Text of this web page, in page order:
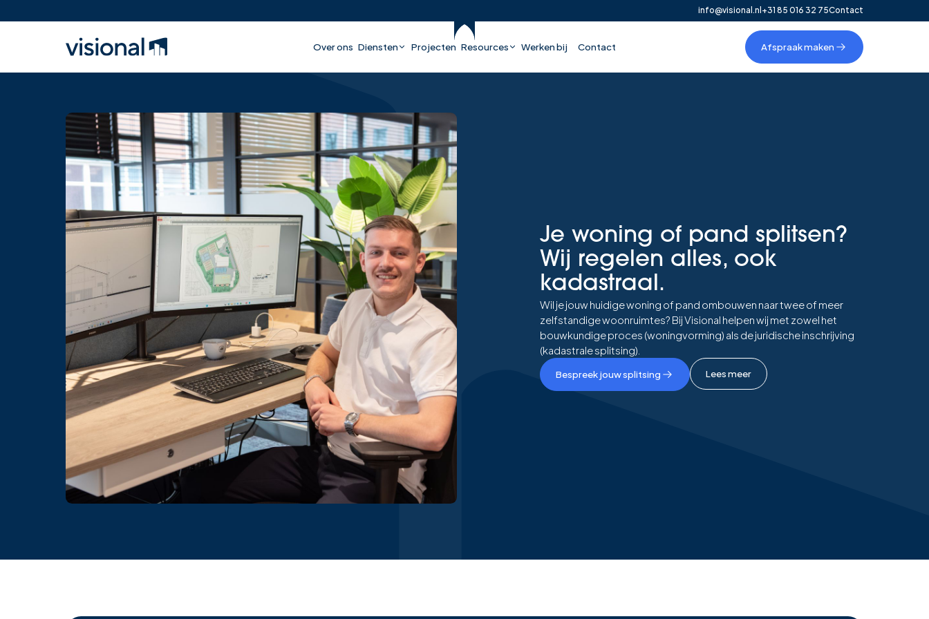
info@visional.nl +31 85 016 32 75Contact
Over ons Diensten Projecten Resources Werken bij Contact Afspraak maken
Je woning of pand splitsen?
Wij regelen alles, ook
kadastraal.
Wil je jouw huidige woning of pand ombouwen naar twee of meer
zelfstandige woonruimtes? Bij Visional helpen wij met zowel het
bouwkundige proces (woningvorming) als de juridische inschrijving
(kadastrale splitsing).
Bespreek jouw splitsing Lees meer